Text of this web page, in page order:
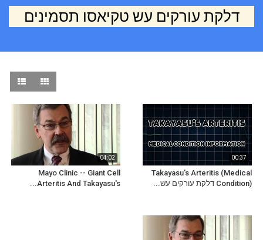
דלקת עורקים עש טקיאסו תסמינים
00:37
Takayasu's Arteritis (Medical
Condition) דלקת עורקים עש...
04:02
Mayo Clinic -- Giant Cell
Arteritis And Takayasu's...